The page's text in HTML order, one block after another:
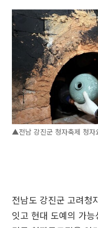
▲전남 강진군 청자축제 청자
전남도 강진군 고려청
잇고 현대 도예의 가